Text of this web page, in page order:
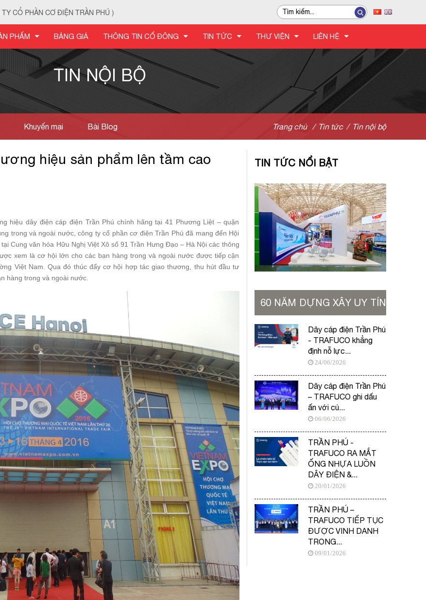
TY CỔ PHẦN CƠ ĐIỆN TRẦN PHÚ )
PHẨM BẢNG GIÁ THÔNG TIN CỔ ĐÔNG TIN TỨC THƯ VIỆN LIÊN HỆ
TIN NỘI BỘ
Khuyến mại Bài Blog Trang chủ / Tin tức / Tin nội bộ
hiệu sản phẩm lên tầm cao
hiệu dây điện cáp điện Trần Phú chính hãng tại 41 Phương Liệt – quận
trong và ngoài nước, công ty cổ phần cơ điện Trần Phú đã mang đến Hội
Cung văn hóa Hữu Nghị Việt Xô số 91 Trần Hưng Đạo – Hà Nội các thông
xem là cơ hội lớn cho các bạn hàng trong và ngoài nước được tiếp cận
Việt Nam. Qua đó thúc đẩy cơ hội hợp tác giao thương, thu hút đầu tư
hàng trong và ngoài nước.
TIN TỨC NỔI BẬT
60 NĂM DỰNG XÂY UY TÍN
VỮNG BỀNDây cáp điện Trần Phú
- TRAFUCO khẳng
định nỗ lực...
24/06/2026
Dây cáp điện Trần Phú
– TRAFUCO ghi dấu
ấn với cú...
06/06/2026
TRẦN PHÚ -
TRAFUCO RA MẮT
ỐNG NHỰA LUỒN
DÂY ĐIỆN &...
20/01/2026
TRẦN PHÚ –
TRAFUCO TIẾP TỤC
ĐƯỢC VINH DANH
TRONG...
09/01/2026